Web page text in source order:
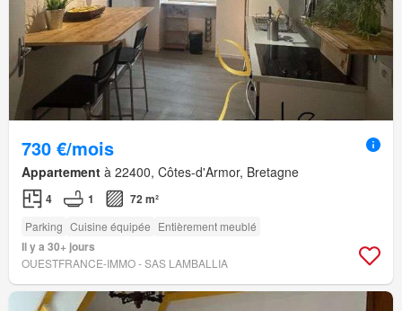
730 €/mois
Appartement à 22400, Côtes-d'Armor, Bretagne
4 1 72 m²
Parking Cuisine équipée Entièrement meublé
Il y a 30+ jours
OUESTFRANCE-IMMO - SAS LAMBALLIA